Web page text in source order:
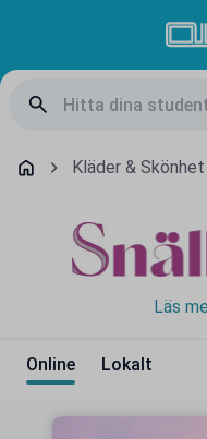
Kläder & Skönhet
Läs
Online Lokalt